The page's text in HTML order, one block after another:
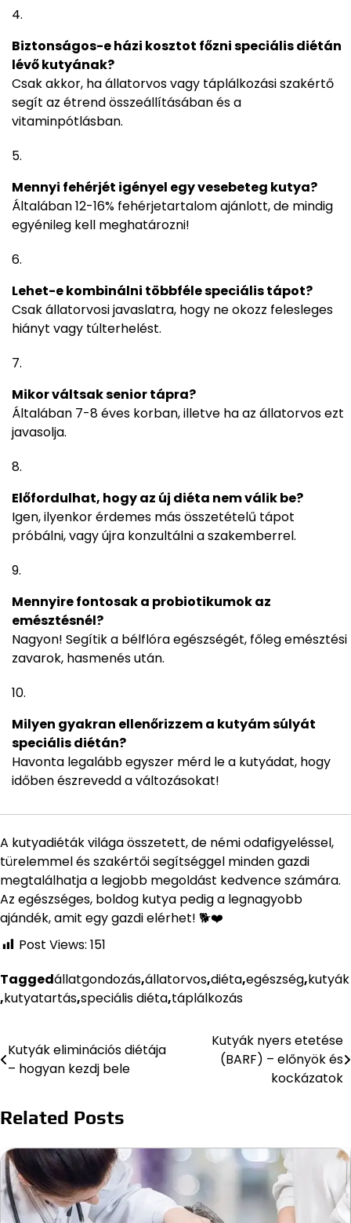
Biztonságos-e házi kosztot főzni speciális diétán
lévő kutyának?
Csak akkor, ha állatorvos vagy táplálkozási szakértő
segít az étrend összeállításában és a
vitaminpótlásban.
Mennyi fehérjét igényel egy vesebeteg kutya?
Általában 12-16% fehérjetartalom ajánlott, de mindig
egyénileg kell meghatározni!
Lehet-e kombinálni többféle speciális tápot?
Csak állatorvosi javaslatra, hogy ne okozz felesleges
hiányt vagy túlterhelést.
Mikor váltsak senior tápra?
Általában 7-8 éves korban, illetve ha az állatorvos ezt
javasolja.
Előfordulhat, hogy az új diéta nem válik be?
Igen, ilyenkor érdemes más összetételű tápot
próbálni, vagy újra konzultálni a szakemberrel.
Mennyire fontosak a probiotikumok az
emésztésnél?
Nagyon! Segítik a bélflóra egészségét, főleg emésztési
zavarok, hasmenés után.
Milyen gyakran ellenőrizzem a kutyám súlyát
speciális diétán?
Havonta legalább egyszer mérd le a kutyádat, hogy
időben észrevedd a változásokat!
A kutyadiéták világa összetett, de némi odafigyeléssel,
türelemmel és szakértői segítséggel minden gazdi
megtalálhatja a legjobb megoldást kedvence számára.
Az egészséges, boldog kutya pedig a legnagyobb
ajándék, amit egy gazdi elérhet! 🐕❤️
Post Views: 151
Taggedállatgondozás,állatorvos,diéta,egészség,kutyák
,kutyatartás,speciális diéta,táplálkozás
Bejegyzés
navigáció
Kutyák eliminációs diétája
– hogyan kezdj bele
Kutyák nyers etetése
(BARF) – előnyök és
kockázatok
Related Posts